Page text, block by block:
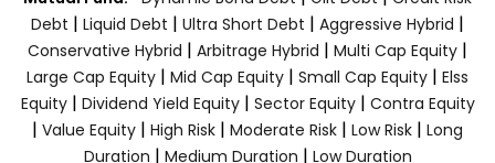
Debt | Liquid Debt | Ultra Short Debt | Aggressive Hybrid |
Conservative Hybrid | Arbitrage Hybrid | Multi Cap Equity |
Large Cap Equity | Mid Cap Equity | Small Cap Equity | Elss
Equity| Dividend Yield Equity| Sector Equity | Contra Equity
| Value Equity | High Risk | Moderate Risk | Low Risk | Long
Duration | Medium Duration | Low Duration